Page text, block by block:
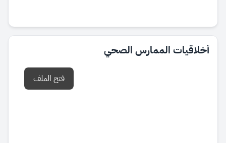
أخلاقيات الممارس الصحي
فتح الملف